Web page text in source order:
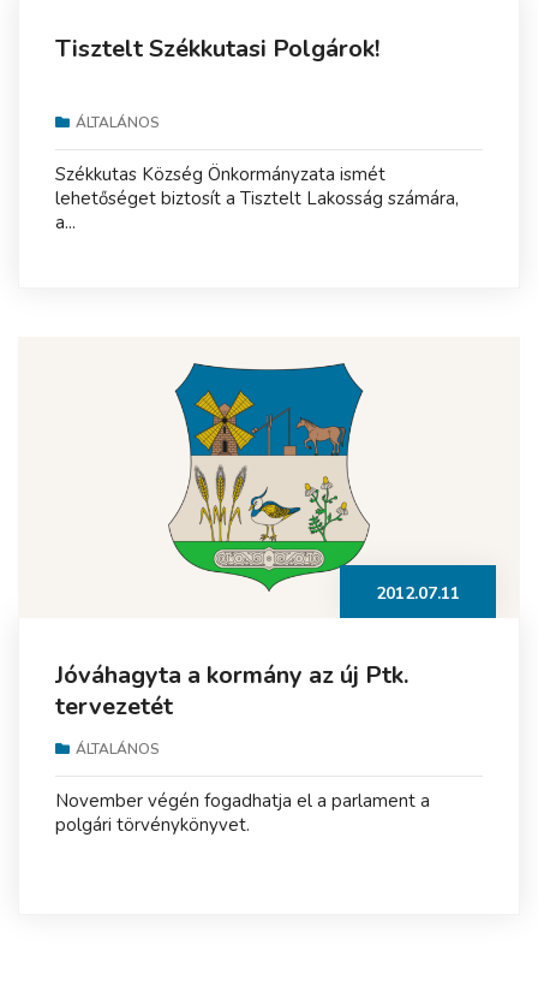
Tisztelt Székkutasi Polgárok!
ÁLTALÁNOS
Székkutas Község Önkormányzata ismét
lehetőséget biztosít a Tisztelt Lakosság számára,
a...
2012.07.11
Jóváhagyta a kormány az új Ptk.
tervezetét
ÁLTALÁNOS
November végén fogadhatja el a parlament a
polgári törvénykönyvet.